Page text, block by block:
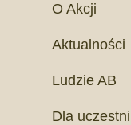
O Akcji
Aktualności
Ludzie AB
Dla